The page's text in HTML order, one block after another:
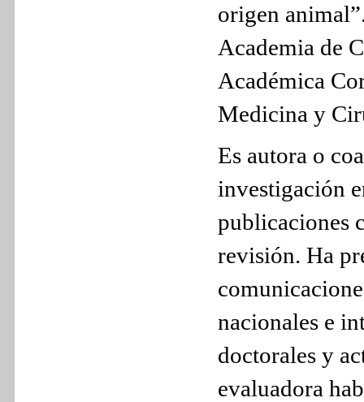
origen
Academia de
Académica
Medicina y
Es autora o
investigación
publicaciones
revisión. Ha
nacionales e
doctorales y
evaluadora